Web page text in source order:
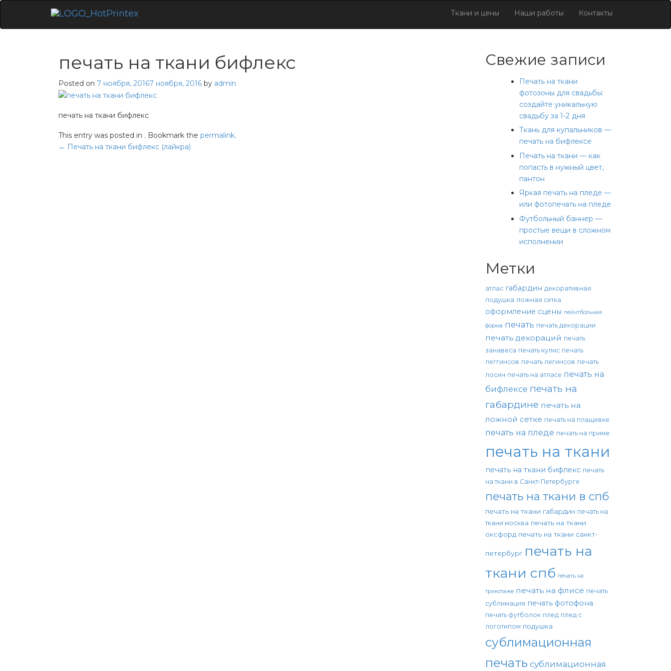
content
Ткани и цены Наши работы Контакты
печать на ткани бифлекс
Posted on 7 ноября, 20167 ноября, 2016 by admin
печать на ткани бифлекс
This entry was posted in . Bookmark the permalink.
Навигация
← Печать на ткани бифлекс (лайкра)
Свежие записи
Печать на ткани
фотозоны для свадьбы:
создайте уникальную
свадьбу за 1-2 дня
Ткань для купальников —
печать на бифлексе
Печать на ткани — как
попасть в нужный цвет,
пантон
Яркая печать на пледе —
или фотопечать на пледе
Футбольный баннер —
простые вещи в сложном
исполнении
Метки
атлас габардин декоративная
подушка ложная сетка
оформление сцены пейнтбольная
форма печать печать декорации
печать декораций печать
занавеса печать кулис печать
леггинсов печать легинсов печать
лосин печать на атласе печать на
бифлексе печать на
габардине печать на
ложной сетке печать на плащевке
печать на пледе печать на приме
печать на ткани
печать на ткани бифлекс печать
на ткани в Санкт-Петербурге
печать на ткани в спб
печать на ткани габардин печать на
ткани москва печать на ткани
оксфорд печать на ткани санкт-
петербург печать на
ткани спб печать на
трикотаже печать на флисе печать
сублимация печать фотофона
печать футболок плед плед с
логотипом подушка
сублимационная
печать сублимационная